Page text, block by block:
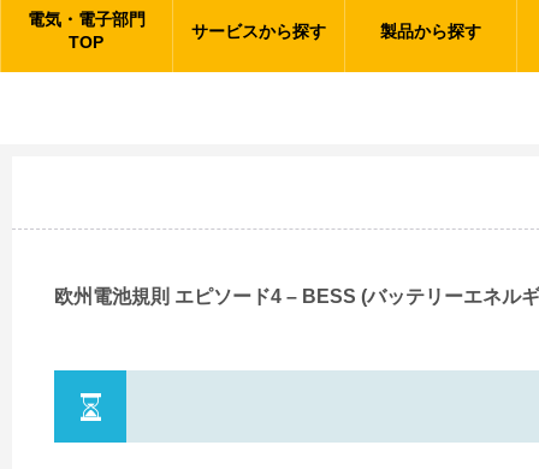
電気・電子部門
TOP
サービスから探す 製品から探す
欧州電池規則 エピソード4 – BESS (バッテリーエネル